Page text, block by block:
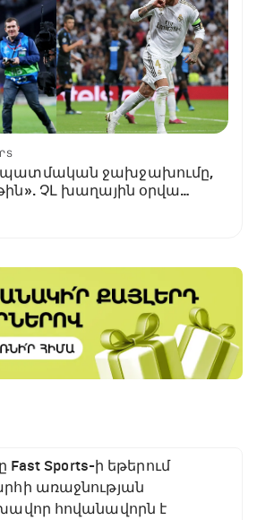
պատմական ջախջախումը,
ՉԼ խաղային օրվա
Sports-ի եթերում
առաջնության
հովանավորն է